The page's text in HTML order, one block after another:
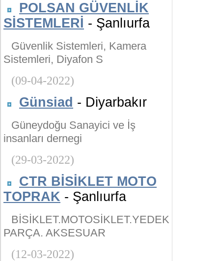
POLSAN GÜVENLİK
SİSTEMLERİ - Şanlıurfa
Güvenlik Sistemleri, Kamera
Sistemleri, Diyafon S
(09-04-2022)
Günsiad - Diyarbakır
Güneydoğu Sanayici ve İş
insanları dernegi
(29-03-2022)
CTR BİSİKLET MOTO
TOPRAK - Şanlıurfa
BİSİKLET.MOTOSİKLET.YEDEK
PARÇA. AKSESUAR
(12-03-2022)